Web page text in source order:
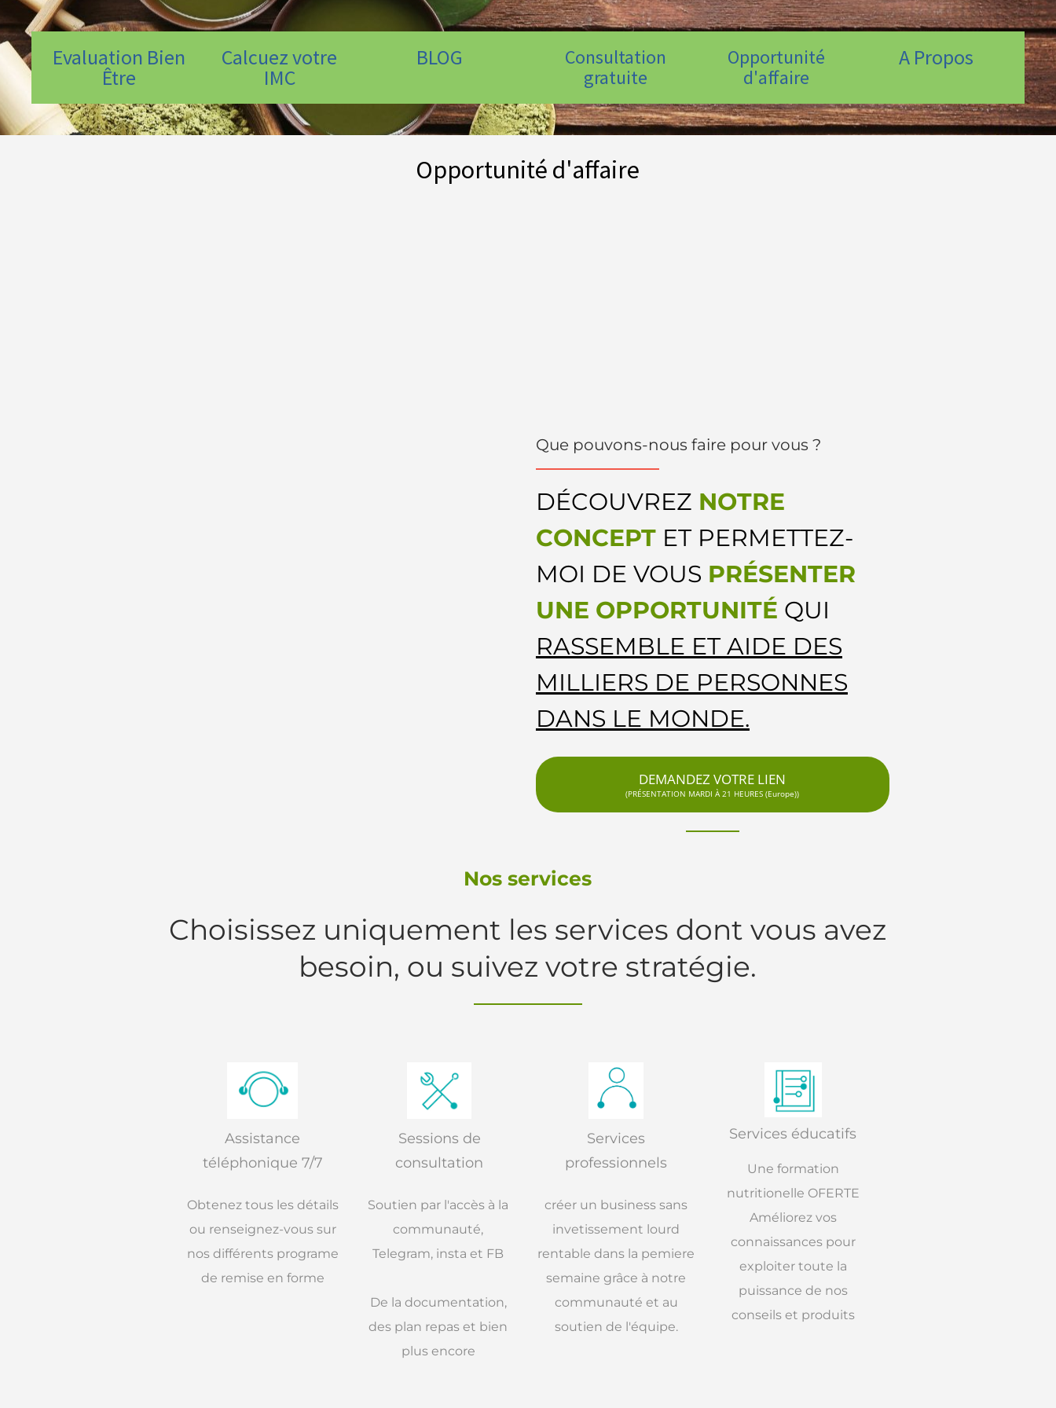
Evaluation Bien
Être
Calcuez votre
IMC
BLOG
Consultation
gratuite
Opportunité
d'affaire
A Propos
Opportunité d'affaire
Que pouvons-nous faire pour vous ?
DÉCOUVREZ NOTRE
CONCEPTET PERMETTEZ-
MOI DE VOUS PRÉSENTER
UNE OPPORTUNITÉ QUI
RASSEMBLE ET AIDE DES
MILLIERS DE PERSONNES
DANS LE MONDE.
DEMANDEZ VOTRE LIEN
(PRÉSENTATION MARDI À 21 HEURES (Europe))
Nos services
Choisissez uniquement les services dont vous avez
besoin, ou suivez votre stratégie.
Assistance
téléphonique 7/7
Obtenez tous les détails
ou renseignez-vous sur
nos différents programe
de remise en forme
Sessions de
consultation
Soutien par l'accès à la
communauté,
Telegram, insta et FB
De la documentation,
des plan repas et bien
plus encore
Services
professionnels
créer un business sans
invetissement lourd
rentable dans la pemiere
semaine grâce à notre
communauté et au
soutien de l'équipe.
Services éducatifs
Une formation
nutritionelle OFERTE
Améliorez vos
connaissances pour
exploiter toute la
puissance de nos
conseils et produits